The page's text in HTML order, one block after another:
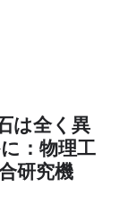
は全く異
：物理工
研究機